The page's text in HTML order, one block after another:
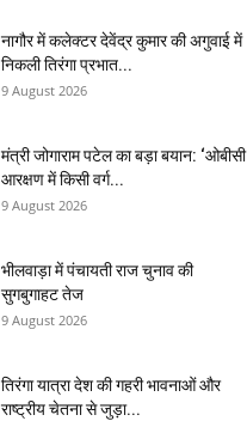
नागौर में कलेक्टर देवेंद्र कुमार की अगुवाई में
निकली तिरंगा प्रभात...
9 August 2026
मंत्री जोगाराम पटेल का बड़ा बयान: ‘ओबीसी
आरक्षण में किसी वर्ग...
9 August 2026
भीलवाड़ा में पंचायती राज चुनाव की
सुगबुगाहट तेज
9 August 2026
तिरंगा यात्रा देश की गहरी भावनाओं और
राष्ट्रीय चेतना से जुड़ा...